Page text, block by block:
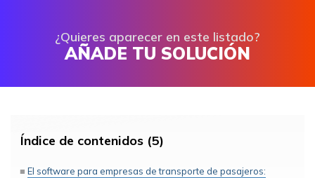
¿Quieres aparecer en este listado?
AÑADE TU SOLUCIÓN
Índice de contenidos (5)
El software para empresas de transporte de pasajeros: